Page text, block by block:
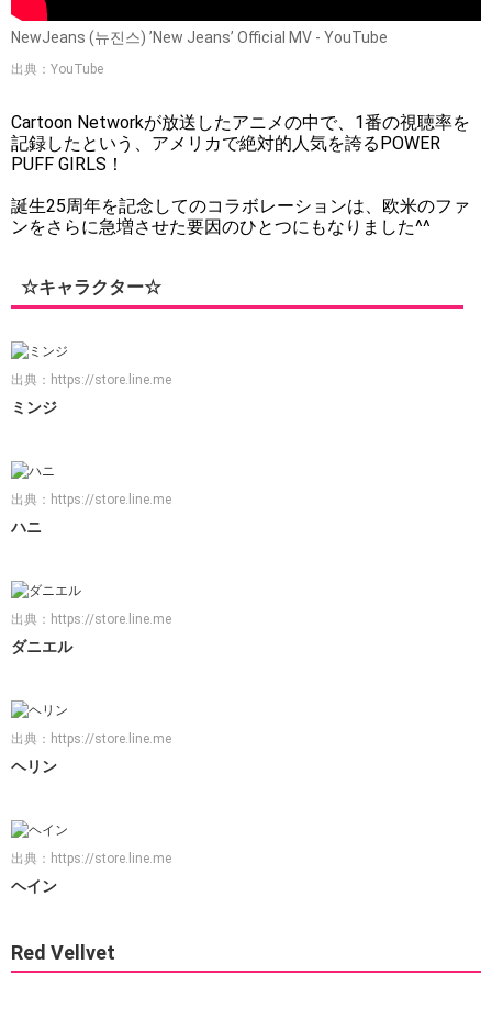
NewJeans (뉴진스) ’New Jeans’ Official MV - YouTube
出典：YouTube
Cartoon Networkが放送したアニメの中で、1番の視聴率を
記録したという、アメリカで絶対的人気を誇るPOWER
PUFF GIRLS！
誕生25周年を記念してのコラボレーションは、欧米のファ
ンをさらに急増させた要因のひとつにもなりました^^
☆キャラクター☆
出典： https://store.line.me
ミンジ
出典： https://store.line.me
ハニ
出典： https://store.line.me
ダニエル
出典： https://store.line.me
ヘリン
出典： https://store.line.me
ヘイン
Red Vellvet